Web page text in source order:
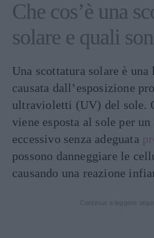
Che cos’è una
solare e quali
Una scottatura solare è una
causata dall’esposizione
ultravioletti (UV) del sole.
viene esposta al sole per
eccessivo senza adeguata
possono danneggiare le
causando una reazione